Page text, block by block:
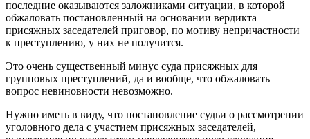
последние оказываются заложниками ситуации, в которой
обжаловать постановленный на основании вердикта
присяжных заседателей приговор, по мотиву непричастности
к преступлению, у них не получится.
Это очень существенный минус суда присяжных для
групповых преступлений, да и вообще, что обжаловать
вопрос невиновности невозможно.
Нужно иметь в виду, что постановление судьи о рассмотрении
уголовного дела с участием присяжных заседателей,